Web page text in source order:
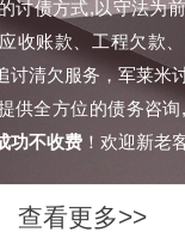
的讨债方式,以守法为
收账款、工程欠款
讨清欠服务，军莱米
供全方位的债务咨询
功不收费 ！欢迎新老
查看更多>>